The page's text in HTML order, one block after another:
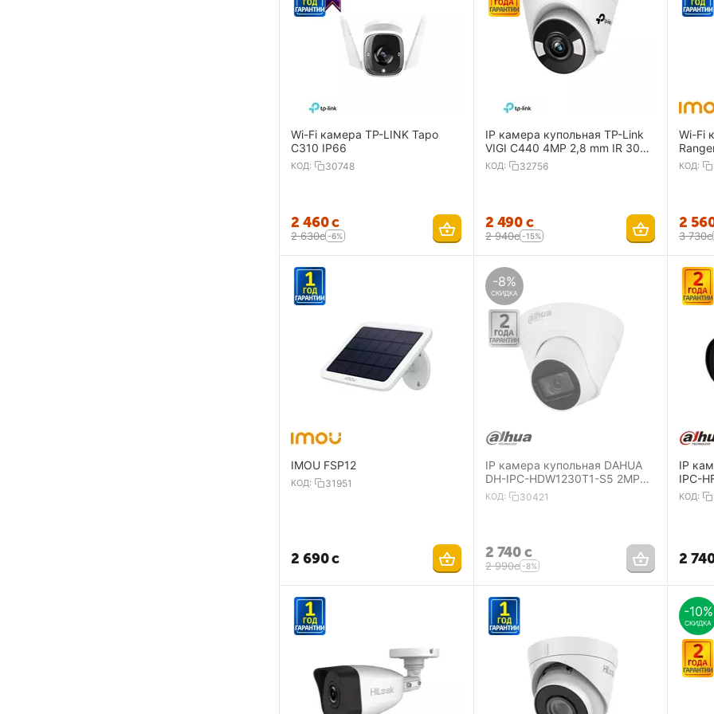
Wi-Fi камера TP-LINK Tapo
C310 IP66
КОД: 30748
2 460с
2 630с -6%
IP камера купольная TP-Link
VIGI C440 4MP 2,8 mm IR 30m
mSD two-way talk
КОД: 32756
2 490с
2 940с -15%
Wi-Fi
КОД:
2
3 730с
IMOU FSP12
КОД: 31951
2 690с
-8%
СКИДКА
IP камера купольная DAHUA
DH-IPC-HDW1230T1-S5 2MP
2.8 mm 1920×1080 IR30 m
IP67
КОД: 30421
2 740с
2 990с -8%
IP
IPC-
QH2
30m
КОД:
2
-10%
СКИДКА